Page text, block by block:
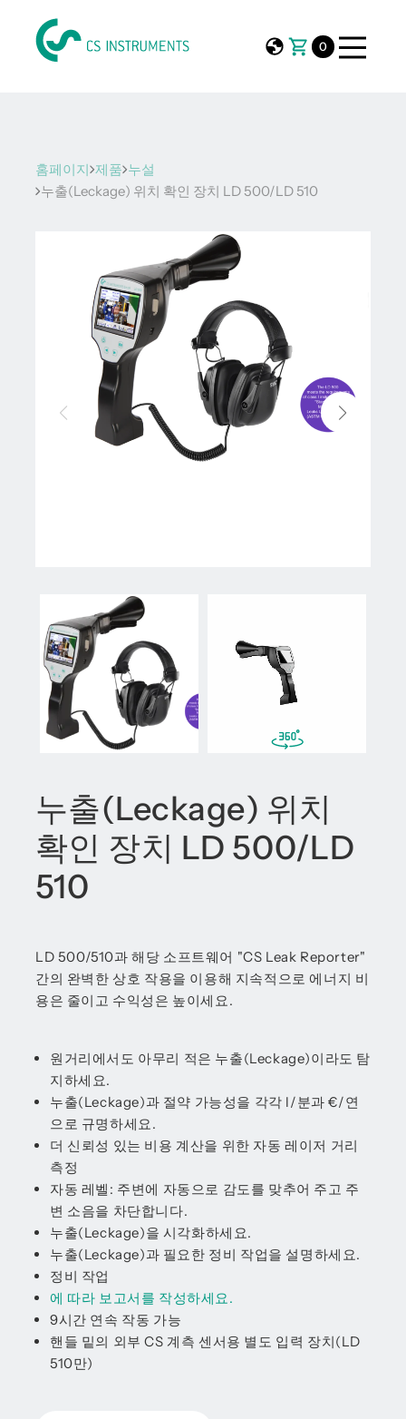
0
홈페이지 제품 누설
누출(Leckage) 위치 확인 장치 LD 500/LD 510
누출(Leckage) 위치
확인 장치 LD 500/LD
510
LD 500/510과 해당 소프트웨어 "CS Leak Reporter"
간의 완벽한 상호 작용을 이용해 지속적으로 에너지 비
용은 줄이고 수익성은 높이세요.
원거리에서도 아무리 적은 누출(Leckage)이라도 탐
지하세요.
누출(Leckage)과 절약 가능성을 각각 l/분과 €/연
으로 규명하세요.
더 신뢰성 있는 비용 계산을 위한 자동 레이저 거리
측정
자동 레벨: 주변에 자동으로 감도를 맞추어 주고 주
변 소음을 차단합니다.
누출(Leckage)을 시각화하세요.
누출(Leckage)과 필요한 정비 작업을 설명하세요.
정비 작업
에 따라 보고서를 작성하세요.
9시간 연속 작동 가능
핸들 밑의 외부 CS 계측 센서용 별도 입력 장치(LD
510만)